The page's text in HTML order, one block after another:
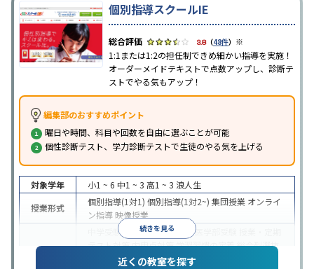
個別指導スクールIE
3.8（48件） ※
1:1または1:2の担任制できめ細かい指導を実施！
オーダーメイドテキストで点数アップし、診断テ
ストでやる気もアップ！
編集部のおすすめポイント
曜日や時間、科目や回数を自由に選ぶことが可能
個性診断テスト、学力診断テストで生徒のやる気を上げる
続きを見る
対象学年 小1 ~ 6 中1 ~ 3 高1 ~ 3 浪人生
授業形式
個別指導(1対1) 個別指導(1対2~) 集団授業 オンライ
ン指導 映像授業
中学受験 高校受験大学受験 医学部受験
テスト対策内申点対策学習習慣の定着総合型選抜
(旧AO)対策 推薦入試対策学校別特化対策
近くの教室を探す